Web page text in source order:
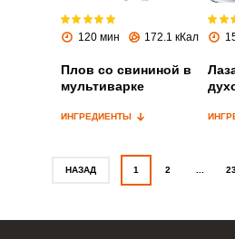
120 мин 172.1 кКал
Плов со свининой в
мультиварке
ИНГРЕДИЕНТЫ
НАЗАД 1 2
Запомнить меня
ЕЩЕ НЕ